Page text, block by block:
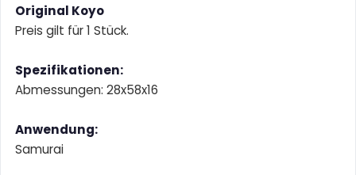
Original Koyo
Preis gilt für 1 Stück.
Spezifikationen:
Abmessungen: 28x58x16
Anwendung:
Samurai